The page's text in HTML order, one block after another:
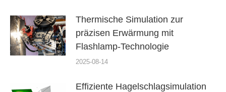
Thermische Simulation zur
präzisen Erwärmung mit
Flashlamp-Technologie
2025-08-14
Effiziente Hagelschlagsimulation